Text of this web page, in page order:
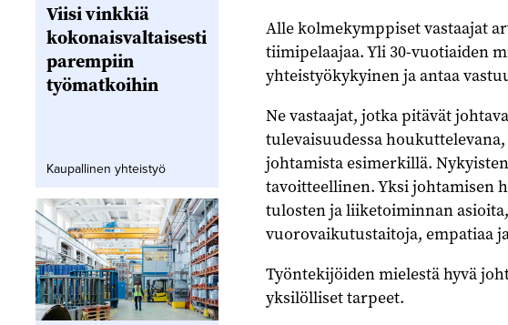
Alle kolmekymppiset vastaajat
tiimipelaajaa. Yli 30-vuotiaiden
yhteistyökykyinen ja antaa
Ne vastaajat, jotka pitävät
tulevaisuudessa
johtamista esimerkillä.
tavoitteellinen. Yksi johtamisen
tulosten ja liiketoiminnan
vuorovaikutustaitoja, empatiaa
Työntekijöiden mielestä hyvä
yksilölliset tarpeet.
Viisi vinkkiä
kokonaisvaltaisesti
parempiin
työmatkoihin
Kaupallinen yhteistyö